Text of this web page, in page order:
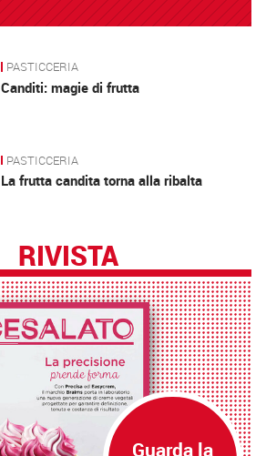
PASTICCERIA
Canditi: magie di frutta
PASTICCERIA
La frutta candita torna alla ribalta
RIVISTA